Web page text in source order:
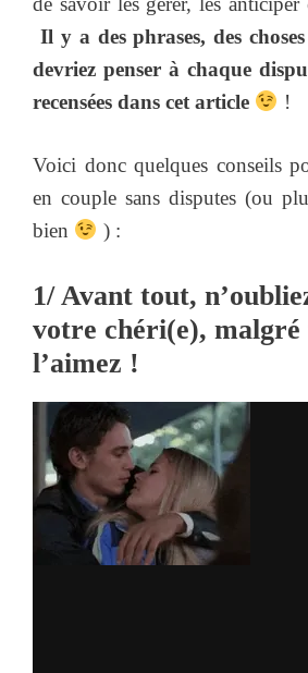
Il y a des phrases, des
devriez penser à chaque
recensées dans cet article
!
Voici donc quelques conseils
en couple sans disputes (ou
bien
) :
1/ Avant tout,
votre chéri(e), malgré
l’aimez !